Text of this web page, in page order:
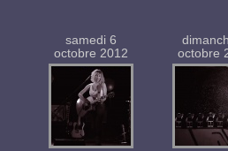
samedi 6
octobre 2012
octobre